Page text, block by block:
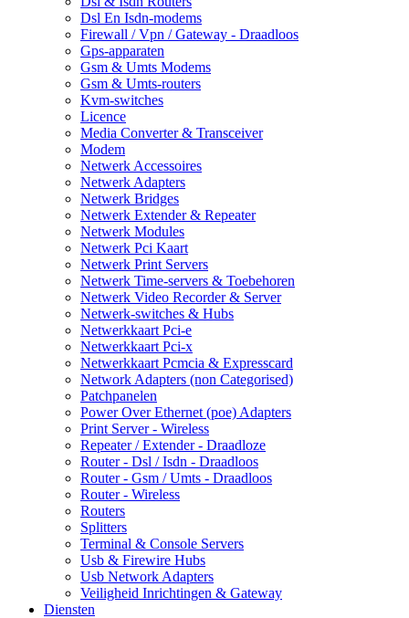
Dsl En Isdn-modems
Firewall / Vpn / Gateway - Draadloos
Gps-apparaten
Gsm & Umts Modems
Gsm & Umts-routers
Kvm-switches
Licence
Media Converter & Transceiver
Modem
Netwerk Accessoires
Netwerk Adapters
Netwerk Bridges
Netwerk Extender & Repeater
Netwerk Modules
Netwerk Pci Kaart
Netwerk Print Servers
Netwerk Time-servers & Toebehoren
Netwerk Video Recorder & Server
Netwerk-switches & Hubs
Netwerkkaart Pci-e
Netwerkkaart Pci-x
Netwerkkaart Pcmcia & Expresscard
Network Adapters (non Categorised)
Patchpanelen
Power Over Ethernet (poe) Adapters
Print Server - Wireless
Repeater / Extender - Draadloze
Router - Dsl / Isdn - Draadloos
Router - Gsm / Umts - Draadloos
Router - Wireless
Routers
Splitters
Terminal & Console Servers
Usb & Firewire Hubs
Usb Network Adapters
Veiligheid Inrichtingen & Gateway
Diensten